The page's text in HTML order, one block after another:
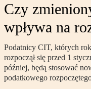
Czy
wpływa na
Podatnicy CIT, których
rozpoczął się przed 1
później, będą stosować
podatkowego